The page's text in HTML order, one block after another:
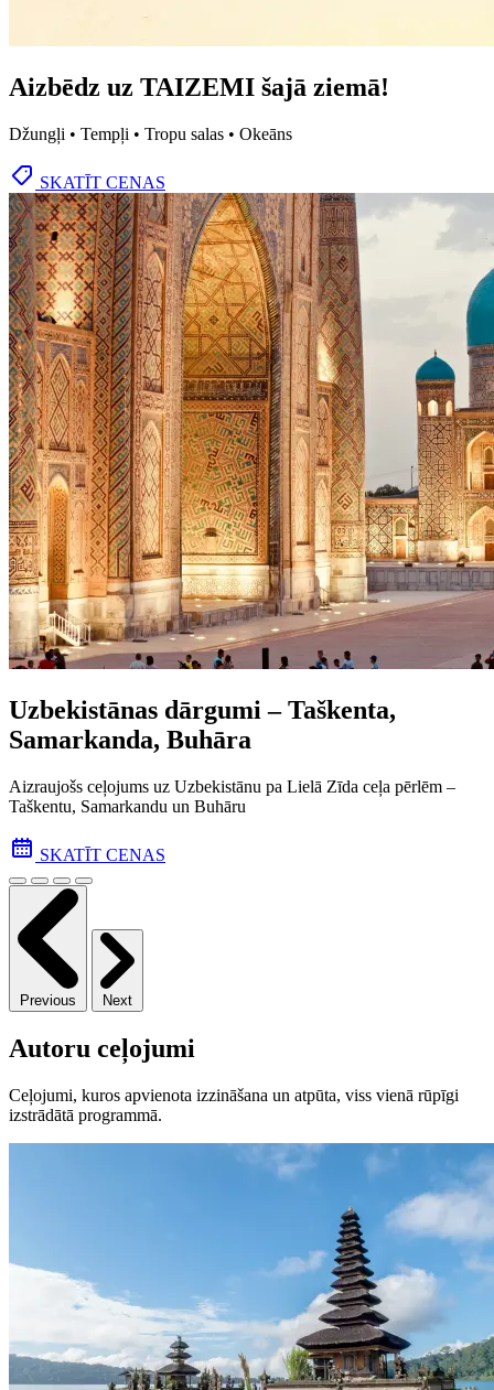
Aizbēdz uz TAIZEMI šajā ziemā!
Džungļi • Tempļi • Tropu salas • Okeāns
SKATĪT CENAS
Uzbekistānas dārgumi – Taškenta,
Samarkanda, Buhāra
Aizraujošs ceļojums uz Uzbekistānu pa Lielā Zīda ceļa pēr­lēm –
Taškentu, Samarkandu un Buhāru
SKATĪT CENAS
Previous Next
Autoru ceļojumi
Ceļojumi, kuros apvienota izzināšana un atpūta, viss vienā rūpīgi
izstrādātā programmā.